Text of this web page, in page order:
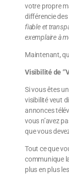
votre propre
différencie
fiable et
exemplaire à
Maintenant,
Visibilité de
Si vous êtes
visibilité veut
annonces
vous n’avez
que vous
Tout ce que
communique
plus en plus